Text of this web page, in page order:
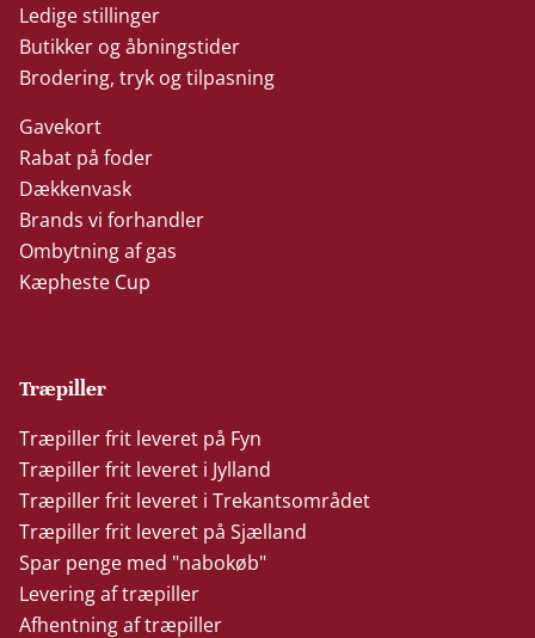
Ledige stillinger
Butikker og åbningstider
Brodering, tryk og tilpasning
Gavekort
Rabat på foder
Dækkenvask
Brands vi forhandler
Ombytning af gas
Kæpheste Cup
Træpiller
Træpiller frit leveret på Fyn
Træpiller frit leveret i Jylland
Træpiller frit leveret i Trekantsområdet
Træpiller frit leveret på Sjælland
Spar penge med "nabokøb"
Levering af træpiller
Afhentning af træpiller